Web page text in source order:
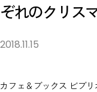
ぞれのクリス
2018.11.15
カフェ＆ブックス ビブ